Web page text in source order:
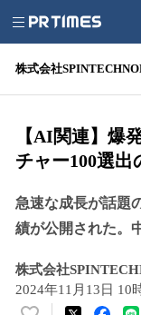
株式会社
【AI関連】爆
チャー100選
急速な成長が話題
績が公開された。
株式会社
2024年11月13日 10